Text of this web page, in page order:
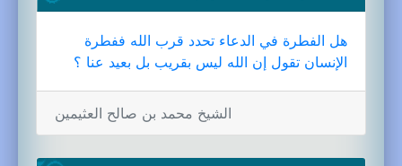
هل الفطرة في الدعاء تحدد قرب الله ففطرة
الإنسان تقول إن الله ليس بقريب بل بعيد عنا ؟
الشيخ محمد بن صالح العثيمين